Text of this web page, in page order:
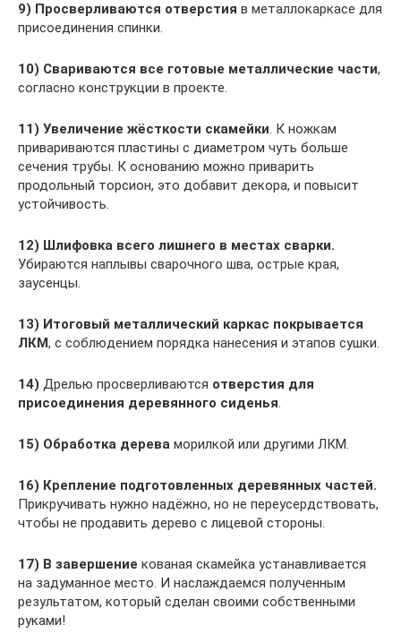
9) Просверливаются отверстия в металлокаркасе для
присоединения спинки.
10) Свариваются все готовые металлические части,
согласно конструкции в проекте.
11) Увеличение жёсткости скамейки. К ножкам
привариваются пластины с диаметром чуть больше
сечения трубы. К основанию можно приварить
продольный торсион, это добавит декора, и повысит
устойчивость.
12) Шлифовка всего лишнего в местах сварки.
Убираются наплывы сварочного шва, острые края,
заусенцы.
13) Итоговый металлический каркас покрывается
ЛКМ, с соблюдением порядка нанесения и этапов сушки.
14) Дрелью просверливаются отверстия для
присоединения деревянного сиденья.
15) Обработка дерева морилкой или другими ЛКМ.
16) Крепление подготовленных деревянных частей.
Прикручивать нужно надёжно, но не переусердствовать,
чтобы не продавить дерево с лицевой стороны.
17) В завершение кованая скамейка устанавливается
на задуманное место. И наслаждаемся полученным
результатом, который сделан своими собственными
руками!